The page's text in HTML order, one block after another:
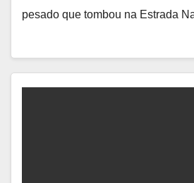
pesado que tombou na Estrada